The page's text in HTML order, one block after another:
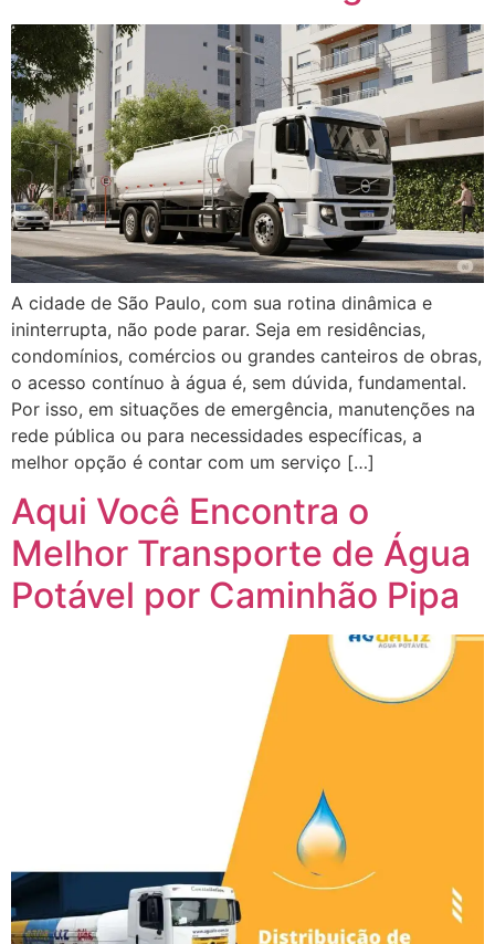
A cidade de São Paulo, com sua rotina dinâmica e
ininterrupta, não pode parar. Seja em residências,
condomínios, comércios ou grandes canteiros de obras,
o acesso contínuo à água é, sem dúvida, fundamental.
Por isso, em situações de emergência, manutenções na
rede pública ou para necessidades específicas, a
melhor opção é contar com um serviço […]
Aqui Você Encontra o
Melhor Transporte de Água
Potável por Caminhão Pipa